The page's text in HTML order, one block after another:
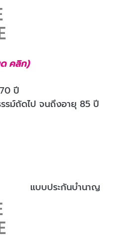
ด คลิก)
ปี
รม์ถัดไป จนถึงอายุ 85 ปี
แบบประกันบำนาญ